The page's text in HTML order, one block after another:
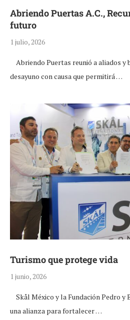
Abriendo Puertas A.C.,
futuro
1 julio, 2026
Abriendo Puertas reunió a aliados y
desayuno con causa que permitirá …
Turismo que protege vida
1 junio, 2026
Skål México y la Fundación Pedro y
una alianza para fortalecer …